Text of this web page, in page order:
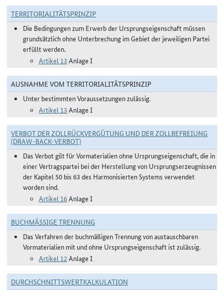
TERRITORIALITÄTSPRINZIP
Die Bedingungen zum Erwerb der Ursprungseigenschaft müssen
grundsätzlich ohne Unterbrechung im Gebiet der jeweiligen Partei
erfüllt werden.
Artikel 13 Anlage I
AUSNAHME VOM TERRITORIALITÄTSPRINZIP
Unter bestimmten Voraussetzungen zulässig.
Artikel 13 Anlage I
VERBOT DER ZOLLRÜCKVERGÜTUNG UND DER ZOLLBEFREIUNG
(DRAW-BACK-VERBOT)
Das Verbot gilt für Vormaterialien ohne Ursprungseigenschaft, die in
einer Vertragspartei bei der Herstellung von Ursprungserzeugnissen
der Kapitel 50 bis 63 des Harmonisierten Systems verwendet
worden sind.
Artikel 16Anlage I
BUCHMÄSSIGE TRENNUNG
Das Verfahren der buchmäßigen Trennung von austauschbaren
Vormaterialien mit und ohne Ursprungseigenschaft ist zulässig.
Artikel 12 Anlage I
DURCHSCHNITTSWERTKALKULATION